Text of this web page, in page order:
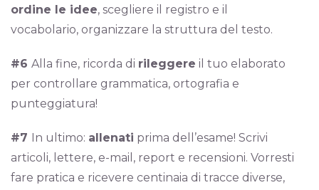
ordine le idee, scegliere il registro e il
vocabolario, organizzare la struttura del testo.
#6 Alla fine, ricorda di rileggere il tuo elaborato
per controllare grammatica, ortografia e
punteggiatura!
#7 In ultimo: allenati prima dell’esame! Scrivi
articoli, lettere, e-mail, report e recensioni. Vorresti
fare pratica e ricevere centinaia di tracce diverse,